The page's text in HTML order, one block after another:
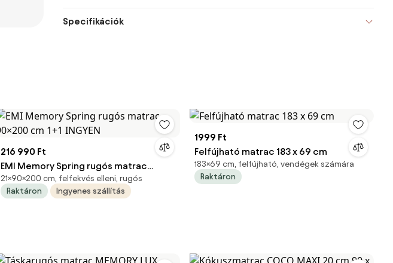
Specifikációk
216 990 Ft
EMI Memory Spring rugós matrac
90×200 cm 1+1 INGYEN
21×90×200 cm, felfekvés elleni, rugós
Raktáron
Ingyenes szállítás
1999 Ft
Felfújható matrac 183 x 69 cm
183×69 cm, felfújható, vendégek számára
Raktáron